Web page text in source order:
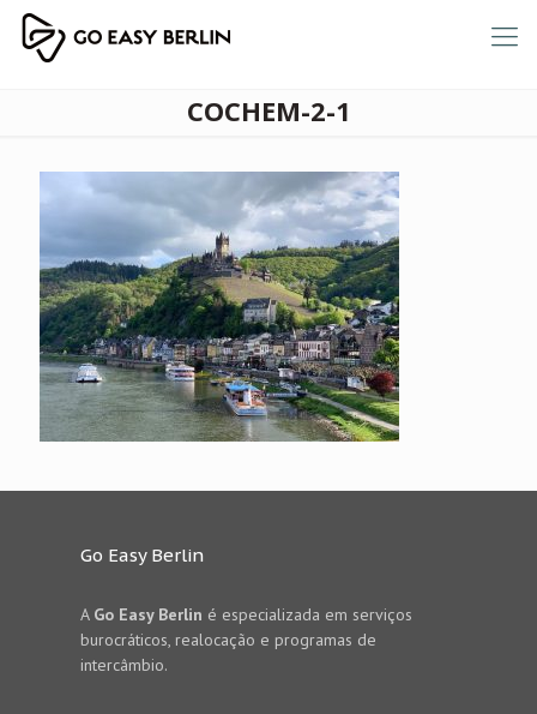
COCHEM-2-1
Go Easy Berlin
A Go Easy Berlin é especializada em serviços
burocráticos, realocação e programas de
intercâmbio.